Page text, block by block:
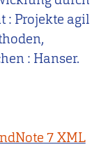
: Projekte agil
: Hanser.
7 XML